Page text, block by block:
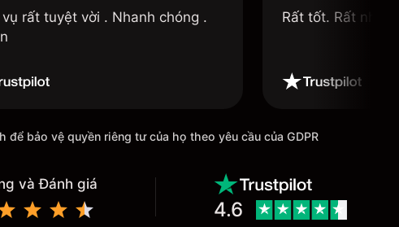
vụ rất tuyệt vời . Nhanh chóng .
Rất tốt. Rất
bảo vệ quyền riêng tư của họ theo yêu cầu của GDPR
và Đánh giá
4.6